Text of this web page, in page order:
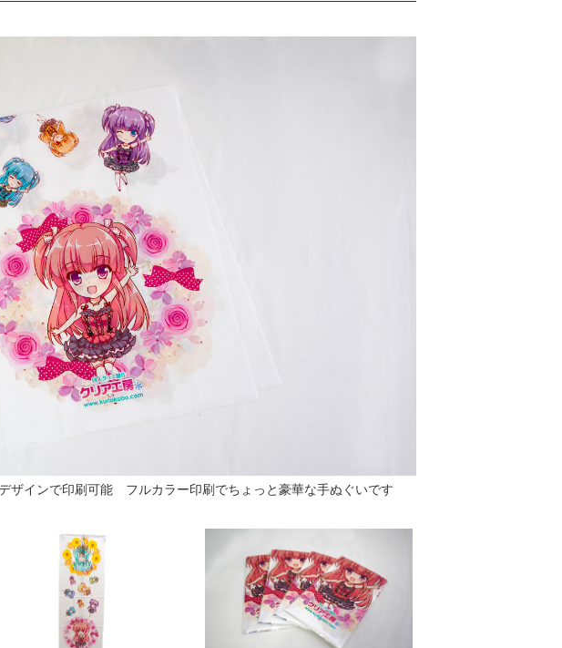
ザインで印刷可能 フルカラー印刷でちょっと豪華な手ぬぐいです